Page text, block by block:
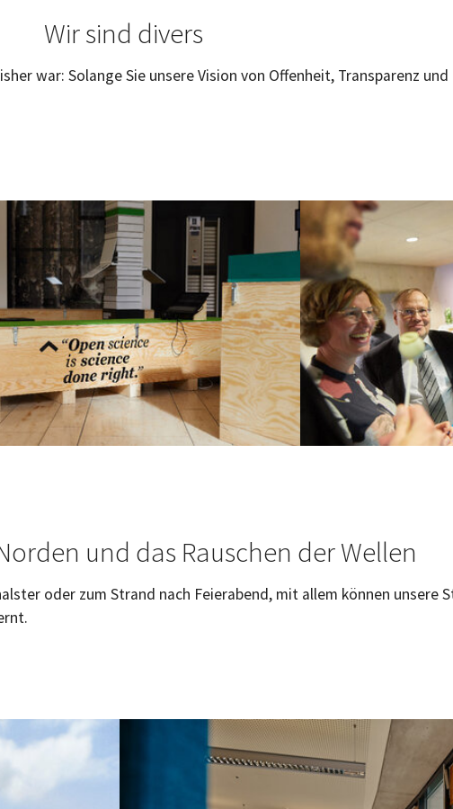
Wir sind divers
war: Solange Sie unsere Vision von Offenheit, Transparenz und
und das Rauschen der Wellen
oder zum Strand nach Feierabend, mit allem können unsere